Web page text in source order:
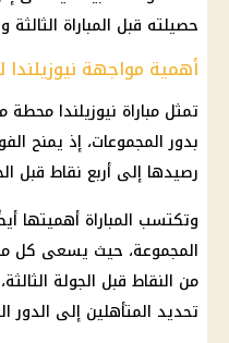
حصيلته قبل المباراة الثالثة
أهمية مواجهة نيوزيلندا
تمثل مباراة نيوزيلندا
بدور المجموعات، إذ يمنح
رصيدها إلى أربع نقاط قبل
وتكتسب المباراة أهميتها
المجموعة، حيث يسعى كل
من النقاط قبل الجولة
تحديد المتأهلين إلى الدور